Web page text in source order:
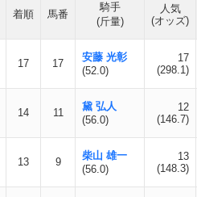
着順 馬番
騎手
(斤量)
人気
(オッズ)
17 17
安藤 光彰
(52.0)
17
(298.1)
14 11
黛 弘人
(56.0)
12
(146.7)
13 9
柴山 雄一
(56.0)
13
(148.3)